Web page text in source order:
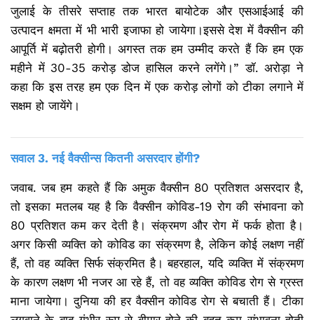
जुलाई के तीसरे सप्ताह तक भारत बायोटेक और एसआईआई की
उत्पादन क्षमता में भी भारी इजाफा हो जायेगा।इससे देश में वैक्सीन की
आपूर्ति में बढ़ोतरी होगी। अगस्त तक हम उम्मीद करते हैं कि हम एक
महीने में 30-35 करोड़ डोज हासिल करने लगेंगे।” डॉ. अरोड़ा ने
कहा कि इस तरह हम एक दिन में एक करोड़ लोगों को टीका लगाने में
सक्षम हो जायेंगे।
सवाल 3. नई वैक्सीन्स कितनी असरदार होंगी?
जवाब. जब हम कहते हैं कि अमुक वैक्सीन 80 प्रतिशत असरदार है,
तो इसका मतलब यह है कि वैक्सीन कोविड-19 रोग की संभावना को
80 प्रतिशत कम कर देती है। संक्रमण और रोग में फर्क होता है।
अगर किसी व्यक्ति को कोविड का संक्रमण है, लेकिन कोई लक्षण नहीं
हैं, तो वह व्यक्ति सिर्फ संक्रमित है। बहरहाल, यदि व्यक्ति में संक्रमण
के कारण लक्षण भी नजर आ रहे हैं, तो वह व्यक्ति कोविड रोग से ग्रस्त
माना जायेगा। दुनिया की हर वैक्सीन कोविड रोग से बचाती हैं। टीका